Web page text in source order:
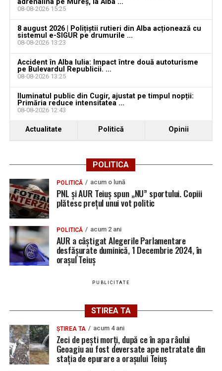
Ultimele știri din Teiuș
Jaf de peste 300.000 de euro, la Teiuș. Familia
păgubită susține că ancheta bate pasul pe loc, la
aproape o lună de la spargere
august 2026. AJOFM Alba a publicat lista posturilor
vacante
Locuri de muncă în Galda de Jos, disponibile la 4
august 2026. AJOFM Alba a publicat lista posturilor
Locuri de muncă în Teiuș, disponibile la 4 august
vacante
Bărbat de 30 de ani din Galda de Jos, reținut după
ce și-ar fi agresat și violat partenera
adrenalina pe Mureș, la Alba ...
08-08-2026 15:25
8 august 2026 | Polițiștii rutieri din Alba acționează cu
sistemul e-SIGUR pe drumurile ...
08-08-2026 13:23
Accident în Alba Iulia: Impact între două autoturisme
pe Bulevardul Republicii. ...
08-08-2026 13:25
Iluminatul public din Cugir, ajustat pe timpul nopții:
Primăria reduce intensitatea ...
08-08-2026 12:43
Actualitate Politică Opinii
POLITICA
POLITICĂ acum o lună
PNL și AUR Teiuș spun „NU” sportului. Copiii
plătesc prețul unui vot politic
POLITICĂ acum 2 ani
AUR a câștigat Alegerile Parlamentare
desfășurate duminică, 1 Decembrie 2024, în
orașul Teiuș
PUBLICITATE
STIREA TA
ȘTIREA TA acum 4 ani
Zeci de pești morți, după ce în apa râului
Geoagiu au fost deversate ape netratate din
stația de epurare a orașului Teiuș